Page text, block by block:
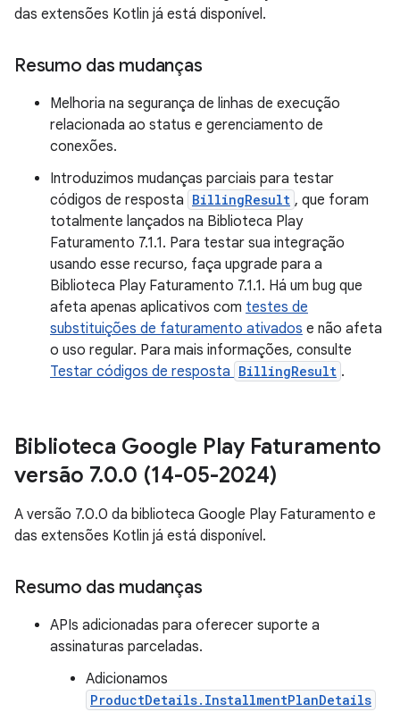
das extensões Kotlin já está disponível.
Resumo das mudanças
Melhoria na segurança de linhas de execução
relacionada ao status e gerenciamento de
conexões.
Introduzimos mudanças parciais para testar
códigos de resposta BillingResult , que foram
totalmente lançados na Biblioteca Play
Faturamento 7.1.1. Para testar sua integração
usando esse recurso, faça upgrade para a
Biblioteca Play Faturamento 7.1.1. Há um bug que
afeta apenas aplicativos com testes de
substituições de faturamento ativados e não afeta
o uso regular. Para mais informações, consulte
Testar códigos de resposta BillingResult .
Biblioteca Google Play Faturamento
versão 7.0.0 (14-05-2024)
A versão 7.0.0 da biblioteca Google Play Faturamento e
das extensões Kotlin já está disponível.
Resumo das mudanças
APIs adicionadas para oferecer suporte a
assinaturas parceladas.
Adicionamos
ProductDetails.InstallmentPlanDetails